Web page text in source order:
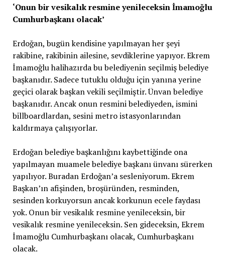
‘Onun bir vesikalık resmine yenileceksin İmamoğlu
Cumhurbaşkanı olacak’
Erdoğan, bugün kendisine yapılmayan her şeyi
rakibine, rakibinin ailesine, sevdiklerine yapıyor. Ekrem
İmamoğlu halihazırda bu belediyenin seçilmiş belediye
başkanıdır. Sadece tutuklu olduğu için yanına yerine
geçici olarak başkan vekili seçilmiştir. Ünvan belediye
başkanıdır. Ancak onun resmini belediyeden, ismini
billboardlardan, sesini metro istasyonlarından
kaldırmaya çalışıyorlar.
Erdoğan belediye başkanlığını kaybettiğinde ona
yapılmayan muamele belediye başkanı ünvanı sürerken
yapılıyor. Buradan Erdoğan’a sesleniyorum. Ekrem
Başkan’ın afişinden, broşüründen, resminden,
sesinden korkuyorsun ancak korkunun ecele faydası
yok. Onun bir vesikalık resmine yenileceksin, bir
vesikalık resmine yenileceksin. Sen gideceksin, Ekrem
İmamoğlu Cumhurbaşkanı olacak, Cumhurbaşkanı
olacak.